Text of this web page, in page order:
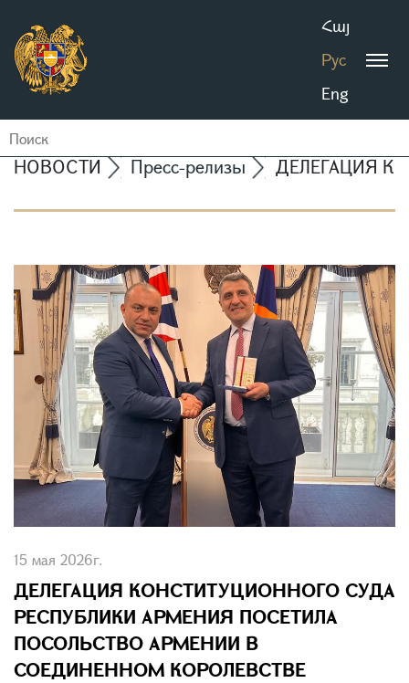
Հայ
Рус
Eng
НОВОСТИ Пресс-релизы ДЕЛЕГАЦИЯ
15 мая 2026г.
ДЕЛЕГАЦИЯ КОНСТИТУЦИОННОГО СУДА
РЕСПУБЛИКИ АРМЕНИЯ ПОСЕТИЛА
ПОСОЛЬСТВО АРМЕНИИ В
СОЕДИНЕННОМ КОРОЛЕВСТВЕ